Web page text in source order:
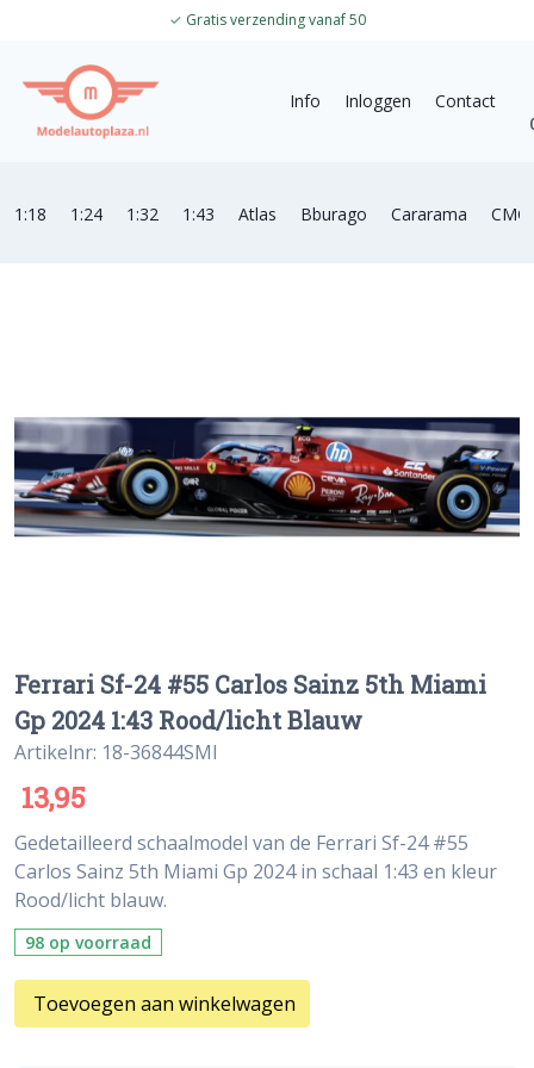
✓ Gratis verzending vanaf 50
Info Inloggen
Contact
1:18 1:24 1:32 1:43 Atlas Bburago Cararama CMC
Ferrari Sf-24 #55 Carlos Sainz 5th Miami
Gp 2024 1:43 Rood/licht Blauw
Artikelnr: 18-36844SMI
13,95
Gedetailleerd schaalmodel van de Ferrari Sf-24 #55
Carlos Sainz 5th Miami Gp 2024 in schaal 1:43 en kleur
Rood/licht blauw.
98 op voorraad
Toevoegen aan winkelwagen